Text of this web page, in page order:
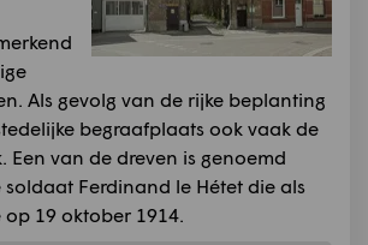
Als gevolg van de rijke beplanting
begraafplaats ook vaak de
Een van de dreven is genoemd
soldaat Ferdinand le Hétet die als
19 oktober 1914.